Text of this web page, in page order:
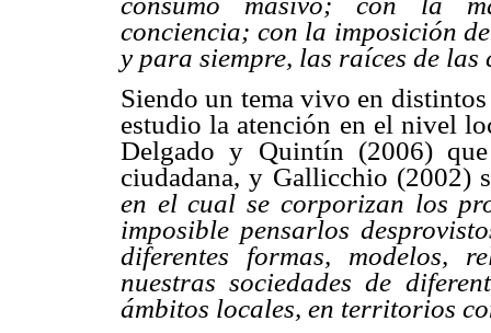
conciencia; con la imposición
y para siempre, las raíces de las
Siendo un tema vivo en
estudio la atención en el nivel
Delgado y Quintín (2006)
ciudadana, y Gallicchio (2002)
en el cual se corporizan los
imposible pensarlos
diferentes formas, modelos,
nuestras sociedades de
ámbitos locales, en territorios